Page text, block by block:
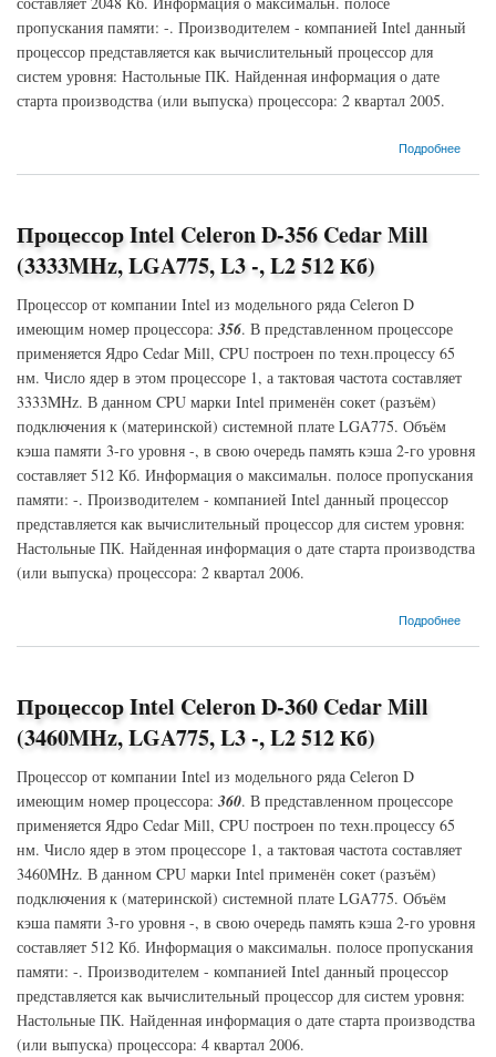
пропускания памяти: -. Производителем - компанией Intel данный
процессор представляется как вычислительный процессор для
систем уровня: Настольные ПК. Найденная информация о дате
старта производства (или выпуска) процессора: 2 квартал 2005.
Подробнее
о Процессор Intel Pentium D-820 Smithfield (2800MHz, LGA775, L3 -, L2 2048 Кб)
Процессор Intel Celeron D-356 Cedar Mill
(3333MHz, LGA775, L3 -, L2 512 Кб)
Процессор от компании Intel из модельного ряда Celeron D
имеющим номер процессора: 356. В представленном процессоре
применяется Ядро Cedar Mill, CPU построен по техн.процессу 65
нм. Число ядер в этом процессоре 1, а тактовая частота составляет
3333MHz. В данном CPU марки Intel применён сокет (разъём)
подключения к (материнской) системной плате LGA775. Объём
кэша памяти 3-го уровня -, в свою очередь память кэша 2-го уровня
составляет 512 Кб. Информация о максимальн. полосе пропускания
памяти: -. Производителем - компанией Intel данный процессор
представляется как вычислительный процессор для систем уровня:
Настольные ПК. Найденная информация о дате старта производства
(или выпуска) процессора: 2 квартал 2006.
Подробнее
о Процессор Intel Celeron D-356 Cedar Mill (3333MHz, LGA775, L3 -, L2 512 Кб)
Процессор Intel Celeron D-360 Cedar Mill
(3460MHz, LGA775, L3 -, L2 512 Кб)
Процессор от компании Intel из модельного ряда Celeron D
имеющим номер процессора: 360. В представленном процессоре
применяется Ядро Cedar Mill, CPU построен по техн.процессу 65
нм. Число ядер в этом процессоре 1, а тактовая частота составляет
3460MHz. В данном CPU марки Intel применён сокет (разъём)
подключения к (материнской) системной плате LGA775. Объём
кэша памяти 3-го уровня -, в свою очередь память кэша 2-го уровня
составляет 512 Кб. Информация о максимальн. полосе пропускания
памяти: -. Производителем - компанией Intel данный процессор
представляется как вычислительный процессор для систем уровня:
Настольные ПК. Найденная информация о дате старта производства
(или выпуска) процессора: 4 квартал 2006.